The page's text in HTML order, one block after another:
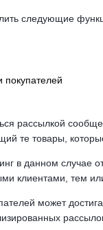
следующие
рассылкой
те товары,
в данном случае
клиентами, тем
может